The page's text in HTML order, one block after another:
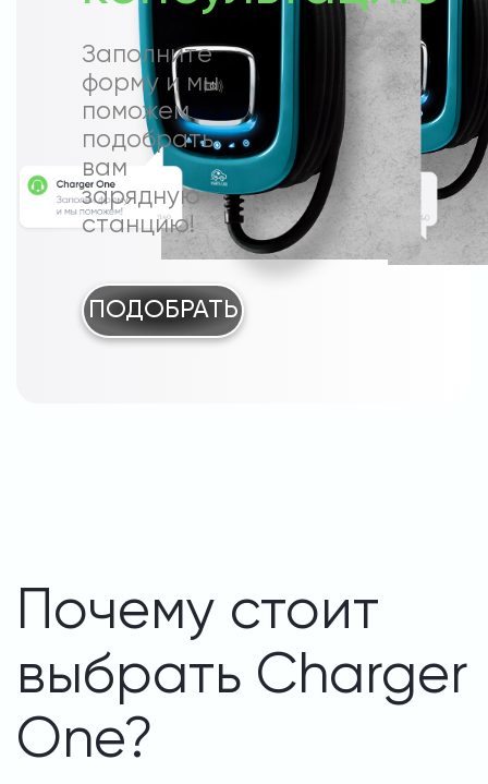
Заполните
форму и мы
поможем
подобрать
вам
зарядную
станцию!
ПОДОБРАТЬ
Почему стоит
выбрать Charger
One?